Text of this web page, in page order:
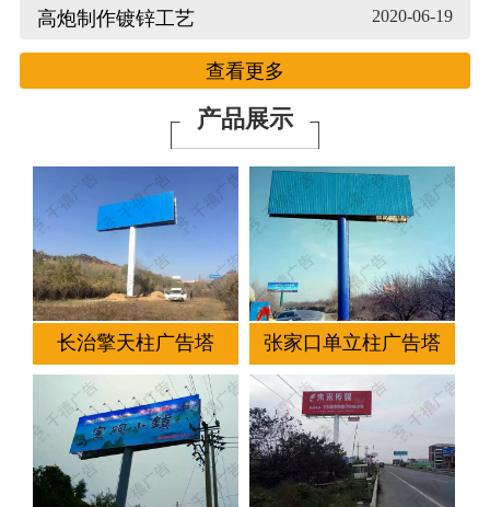
高炮制作镀锌工艺 2020-06-19
查看更多
产品展示
长治擎天柱广告塔 张家口单立柱广告塔